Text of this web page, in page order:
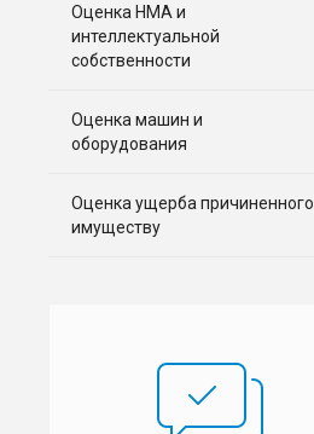
Оценка НМА и
интеллектуальной
собственности
Оценка машин и
оборудования
Оценка ущерба причиненного
имуществу